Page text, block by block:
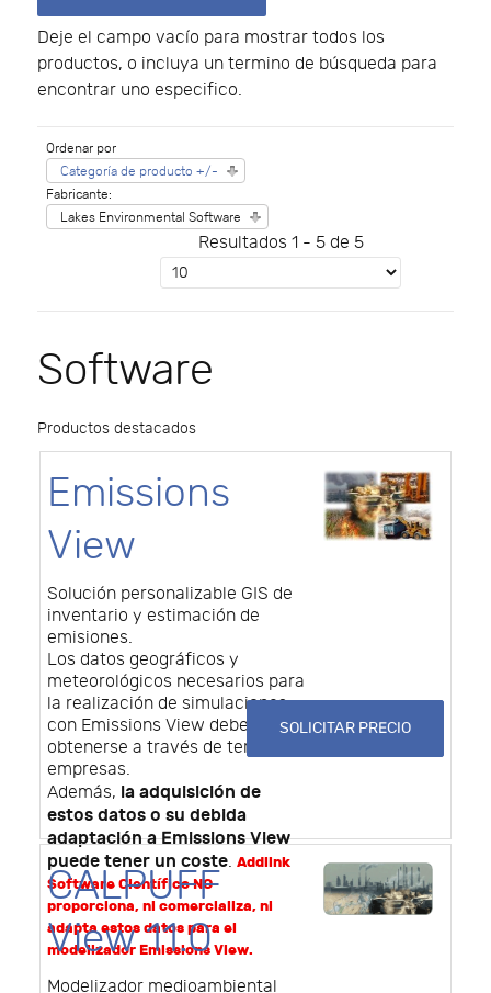
Deje el campo vacío para mostrar todos los
productos, o incluya un termino de búsqueda para
encontrar uno especifico.
Ordenar por
Categoría de producto +/-
Fabricante:
Lakes Environmental Software
Resultados 1 - 5 de 5
Software
Productos destacados
Emissions
View
Solución personalizable GIS de
inventario y estimación de
emisiones.
Los datos geográficos y
meteorológicos necesarios para
la realización de simulaciones
con Emissions View deben
obtenerse a través de terceras
empresas.
Además, la adquisición de
estos datos o su debida
adaptación a Emissions View
puede tener un coste. Addlink
Software Científico NO
proporciona, ni comercializa, ni
adapta estos datos para el
modelizador Emissions View.
SOLICITAR PRECIO
CALPUFF
View 11.0
Modelizador medioambiental